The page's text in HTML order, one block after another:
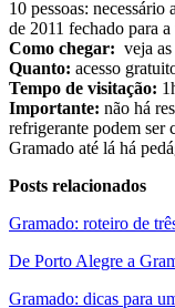
10 pessoas:
de 2011 fechado para
Como chegar: veja
Quanto: acesso
Tempo de visitação:
Importante: não há
refrigerante podem ser
Gramado até lá há
Posts relacionados
Gramado: roteiro de
De Porto Alegre a
Gramado: dicas para